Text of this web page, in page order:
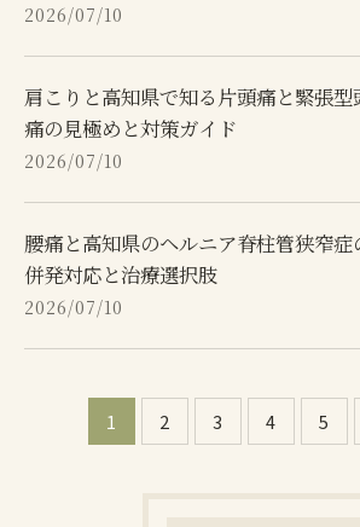
2026/07/10
肩こりと高知県で知る片頭痛と緊張型
痛の見極めと対策ガイド
2026/07/10
腰痛と高知県のヘルニア脊柱管狭窄症
併発対応と治療選択肢
2026/07/10
1 2 3 4 5